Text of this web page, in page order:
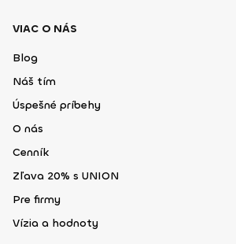
VIAC O NÁS
Blog
Náš tím
Úspešné príbehy
O nás
Cenník
Zľava 20% s UNION
Pre firmy
Vízia a hodnoty